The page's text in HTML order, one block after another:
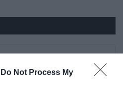
Do Not Process My